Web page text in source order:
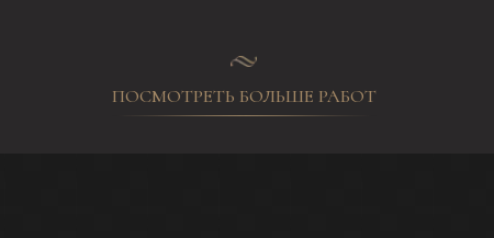
ПОСМОТРЕТЬ БОЛЬШЕ РАБОТ